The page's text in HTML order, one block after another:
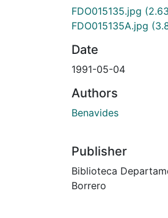
FDO015135.jpg
FDO015135A.jpg
Date
1991-05-04
Authors
Benavides
Publisher
Biblioteca
Borrero